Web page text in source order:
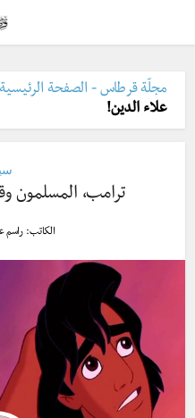
مجلّة قرطاس - الصفحة الرئيسية
علاء الدين!
ترامب، المسلمون
الكاتب:راسم